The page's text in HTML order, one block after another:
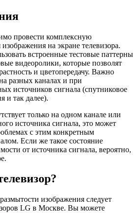
провести комплексную
на экране телевизора.
встроенные тестовые паттерны
видеоролики, которые позволят
и цветопередачу. Важно
разных каналах и при
источников сигнала (спутниковое
и так далее).
только на одном канале или
источника сигнала, это может
с этим конкретным
Если же такое состояние
от источника сигнала, вероятно,
изображения следует
LG в Москве. Вы можете